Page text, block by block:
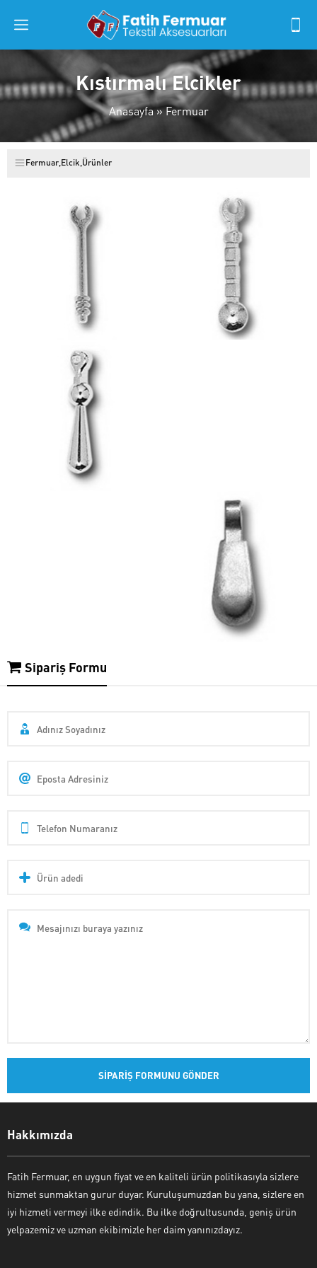
Kıstırmalı Elcikler
Anasayfa»Fermuar
Fermuar,Elcik,Ürünler
Sipariş Formu
Hakkımızda
Fatih Fermuar, en uygun fiyat ve en kaliteli ürün politikasıyla sizlere
hizmet sunmaktan gurur duyar. Kuruluşumuzdan bu yana, sizlere en
iyi hizmeti vermeyi ilke edindik. Bu ilke doğrultusunda, geniş ürün
yelpazemiz ve uzman ekibimizle her daim yanınızdayız.